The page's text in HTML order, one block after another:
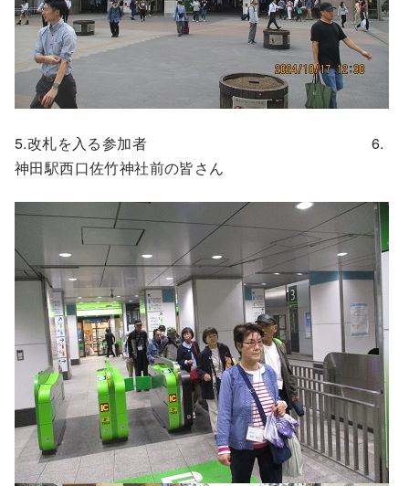
5.改札を入る参加者 6.
神田駅西口佐竹神社前の皆さん